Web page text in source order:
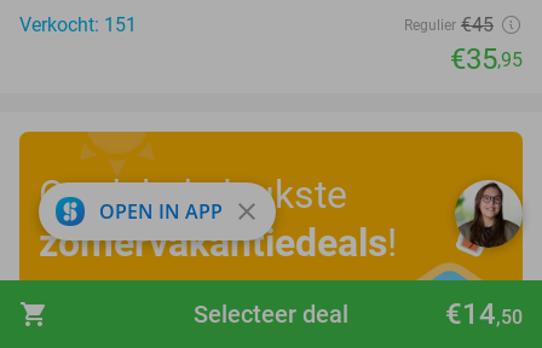
shopping_cart €14,50
Selecteer deal
Verkocht: 151
Regulier €45
€35,95
Ontdek de leukste
zomervakantiedeals!
OPEN IN APP close